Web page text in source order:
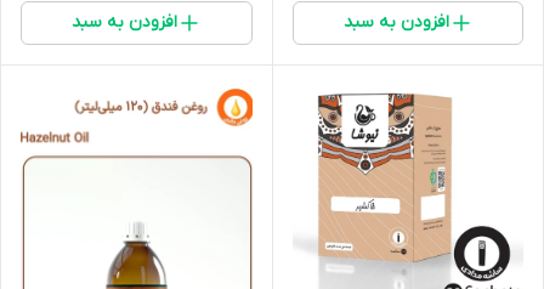
افزودن به سبد افزودن به سبد